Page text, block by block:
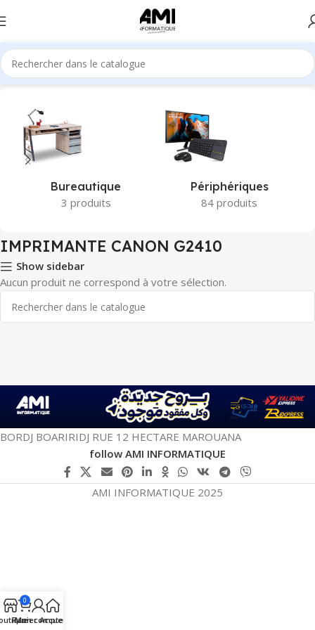
Accueil Produits identifiés “IMPRIMANTE CANON G2410”
Bureautique
3 produits
Périphériques
84 produits
IMPRIMANTE CANON G2410
Show sidebar
Aucun produit ne correspond à votre sélection.
BORDJ BOARIRIDJ RUE 12 HECTARE MAROUANA
follow AMI INFORMATIQUE
AMI INFORMATIQUE 2025
0
Panier
Mon compte
Accueil